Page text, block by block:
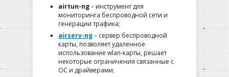
airtun-ng– инструмент для
мониторинга беспроводной сети и
генерации трафика;
airserv-ng– сервер беспроводной
карты, позволяет удаленное
использование wlan-карты, решает
некоторые ограничения связанные с
ОС и драйверами;